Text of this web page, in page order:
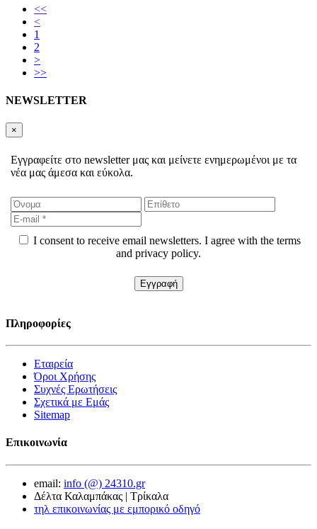
<<
<
1
2
>
>>
NEWSLETTER
×
Εγγραφείτε στο newsletter μας και μείνετε ενημερωμένοι με τα
νέα μας άμεσα και εύκολα.
I consent to receive email newsletters. I agree with the terms
and privacy policy.
Πληροφορίες
Εταιρεία
Όροι Χρήσης
Συχνές Ερωτήσεις
Σχετικά με Εμάς
Sitemap
Επικοινωνία
email: info (@) 24310.gr
Δέλτα Καλαμπάκας | Τρίκαλα
τηλ επικοινωνίας με εμπορικό οδηγό